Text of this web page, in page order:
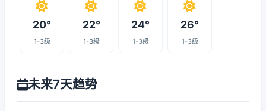
20°
1-3级
22°
1-3级
24°
1-3级
26°
1-3级
未来7天趋势